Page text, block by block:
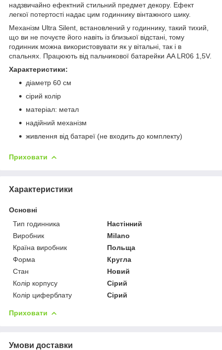
надзвичайно ефектний стильний предмет декору. Ефект
легкої потертості надає цим годиннику вінтажного шику.
Механізм Ultra Silent, встановлений у годиннику, такий тихий,
що ви не почуєте його навіть із близької відстані, тому
годинник можна використовувати як у вітальні, так і в
спальнях. Працюють від пальчикової батарейки AA LR06 1,5V.
Характеристики:
діаметр 60 см
сірий колір
матеріал: метал
надійний механізм
живлення від батареї (не входить до комплекту)
Приховати
Характеристики
Основні
Тип годинника
Настінний
Виробник
Milano
Країна виробник
Польща
Форма
Кругла
Стан
Новий
Колір корпусу
Сірий
Колір циферблату
Сірий
Приховати
Умови доставки